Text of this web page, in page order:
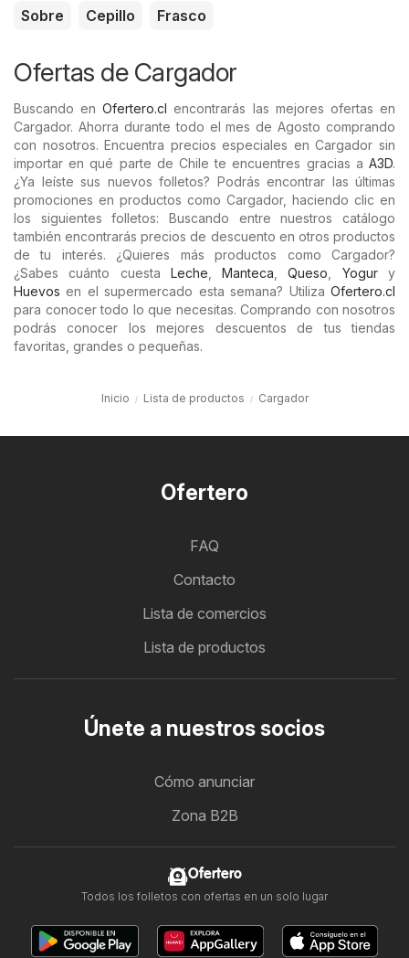
Sobre
Cepillo Frasco
Ofertas de Cargador
Buscando enOfertero.cl encontrarás las mejores ofertas en
Cargador. Ahorra durante todo el mes de Agosto comprando
con nosotros. Encuentra precios especiales en Cargador sin
importar en qué parte de Chile te encuentres gracias a A3D.
¿Ya leíste sus nuevos folletos? Podrás encontrar las últimas
promociones en productos como Cargador, haciendo clic en
los siguientes folletos: Buscando entre nuestros catálogo
también encontrarás precios de descuento en otros productos
de tu interés. ¿Quieres más productos como Cargador?
¿Sabes cuánto cuesta Leche ,Manteca ,Queso Yogury
Huevos en el supermercado esta semana? Utiliza Ofertero.cl
para conocer todo lo que necesitas. Comprando con nosotros
podrás conocer los mejores descuentos de tus tiendas
favoritas, grandes o pequeñas.
Inicio Lista de productos Cargador
Ofertero
FAQ
Contacto
Lista de comercios
Lista de productos
Únete a nuestros socios
Cómo anunciar
Zona B2B
Ofertero
Todos los folletos con ofertas en un solo lugar